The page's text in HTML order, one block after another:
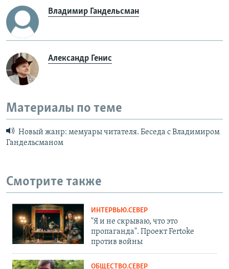
Владимир Гандельсман
Александр Генис
Материалы по теме
Новый жанр: мемуары читателя. Беседа с Владимиром
Гандельсманом
Смотрите также
ИНТЕРВЬЮ.СЕВЕР
"Я и не скрываю, что это
пропаганда". Проект Fertoke
против войны
ОБЩЕСТВО.СЕВЕР